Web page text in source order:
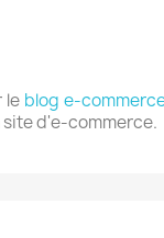
le blog e-
d'e-commerce.